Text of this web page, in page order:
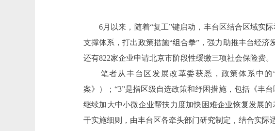
6月以来，随着“复工”键启动，丰台区结合区域实
支撑体系，打出政策措施“组合拳”，强力助推丰台经济
还有822家企业申请北京市阶段性缓缴三项社会保险费。
笔者从丰台区发展改革委获悉，政策体系中的
案》）；“3”是指区级自选政策和纾困措施，包括《丰
继续加大中小微企业帮扶力度加快困难企业恢复发展
干实施细则，由丰台区各牵头部门研究制定，结合实际